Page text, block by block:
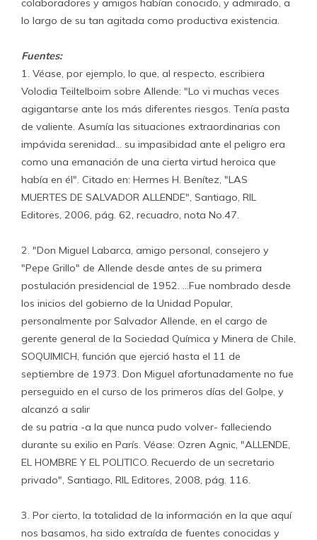
colaboradores y amigos habían conocido, y admirado, a
lo largo de su tan agitada como productiva existencia.
Fuentes:
1. Véase, por ejemplo, lo que, al respecto, escribiera
Volodia Teiltelboim sobre Allende: "Lo vi muchas veces
agigantarse ante los más diferentes riesgos. Tenía pasta
de valiente. Asumía las situaciones extraordinarias con
impávida serenidad… su impasibidad ante el peligro era
como una emanación de una cierta virtud heroica que
había en él". Citado en: Hermes H. Benítez, "LAS
MUERTES DE SALVADOR ALLENDE", Santiago, RIL
Editores, 2006, pág. 62, recuadro, nota No.47.
2. "Don Miguel Labarca, amigo personal, consejero y
"Pepe Grillo" de Allende desde antes de su primera
postulación presidencial de 1952. …Fue nombrado desde
los inicios del gobierno de la Unidad Popular,
personalmente por Salvador Allende, en el cargo de
gerente general de la Sociedad Química y Minera de Chile,
SOQUIMICH, función que ejerció hasta el 11 de
septiembre de 1973. Don Miguel afortunadamente no fue
perseguido en el curso de los primeros días del Golpe, y
alcanzó a salir
de su patria -a la que nunca pudo volver- falleciendo
durante su exilio en París. Véase: Ozren Agnic, "ALLENDE,
EL HOMBRE Y EL POLITICO. Recuerdo de un secretario
privado", Santiago, RIL Editores, 2008, pág. 116.
3. Por cierto, la totalidad de la información en la que aquí
nos basamos, ha sido extraída de fuentes conocidas y